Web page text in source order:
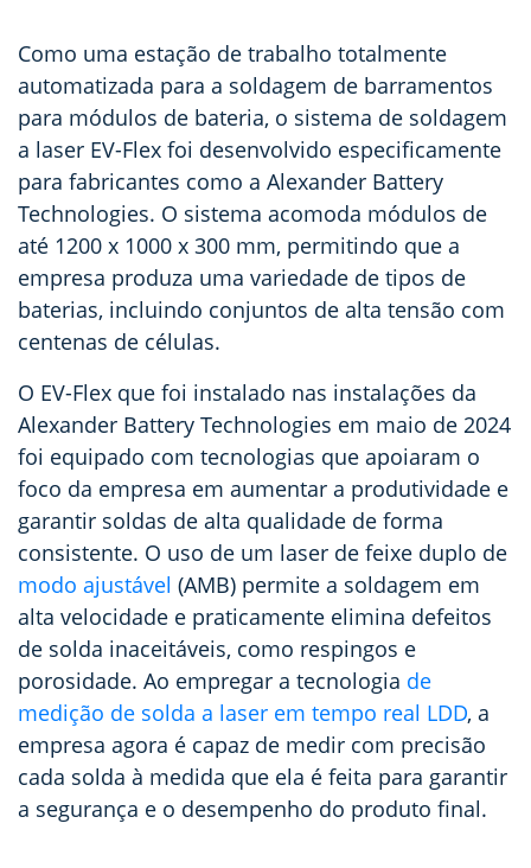
Como uma estação de trabalho totalmente
automatizada para a soldagem de barramentos
para módulos de bateria, o sistema de soldagem
a laser EV-Flex foi desenvolvido especificamente
para fabricantes como a Alexander Battery
Technologies. O sistema acomoda módulos de
até 1200 x 1000 x 300 mm, permitindo que a
empresa produza uma variedade de tipos de
baterias, incluindo conjuntos de alta tensão com
centenas de células.
O EV-Flex que foi instalado nas instalações da
Alexander Battery Technologies em maio de 2024
foi equipado com tecnologias que apoiaram o
foco da empresa em aumentar a produtividade e
garantir soldas de alta qualidade de forma
consistente. O uso de um laser de feixe duplo de
modo ajustável (AMB) permite a soldagem em
alta velocidade e praticamente elimina defeitos
de solda inaceitáveis, como respingos e
porosidade. Ao empregar a tecnologia de
medição de solda a laser em tempo real LDD, a
empresa agora é capaz de medir com precisão
cada solda à medida que ela é feita para garantir
a segurança e o desempenho do produto final.